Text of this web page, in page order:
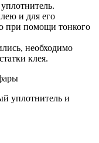
и для его
при помощи тонкого
необходимо
клея.
уплотнитель и